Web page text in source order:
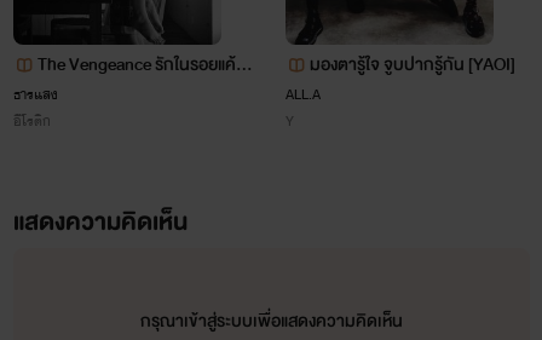
ฝาก กด ถูกใจ เพจ
The Vengeance รักในรอยแค้น
18++
ธารแสง
อีโรติก
มองตารู้ใจ จูบปากรู้กัน [YAOI]
ALL.A
Y
แสดงความคิดเห็น
กรุณาเข้าสู่ระบบเพื่อแสดงความคิดเห็น